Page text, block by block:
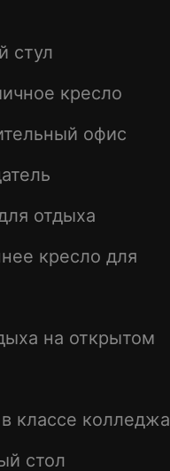
стул
кресло
офис
отдыха
кресло для
на открытом
классе колледжа
стол